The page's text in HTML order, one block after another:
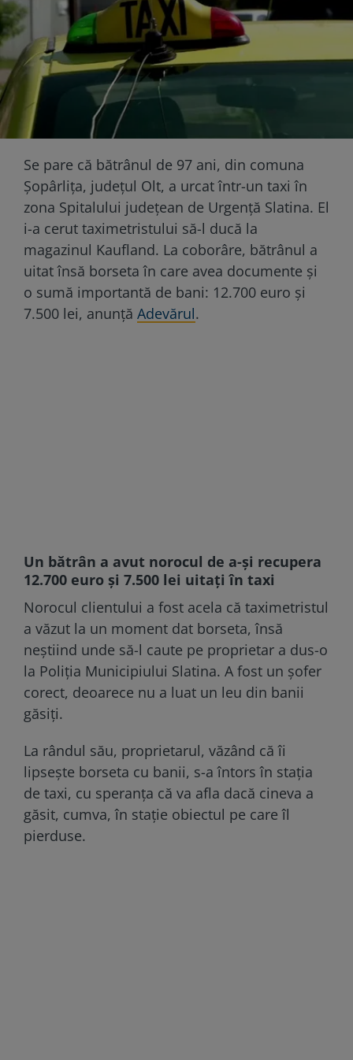
Se pare că bătrânul de 97 ani, din comuna
Șopârlița, județul Olt, a urcat într-un taxi în
zona Spitalului județean de Urgență Slatina. El
i-a cerut taximetristului să-l ducă la
magazinul Kaufland. La coborâre, bătrânul a
uitat însă borseta în care avea documente și
o sumă importantă de bani: 12.700 euro și
7.500 lei, anunță Adevărul.
Un bătrân a avut norocul de a-și recupera
12.700 euro și 7.500 lei uitați în taxi
Norocul clientului a fost acela că taximetristul
a văzut la un moment dat borseta, însă
neștiind unde să-l caute pe proprietar a dus-o
la Poliția Municipiului Slatina. A fost un șofer
corect, deoarece nu a luat un leu din banii
găsiți.
La rândul său, proprietarul, văzând că îi
lipsește borseta cu banii, s-a întors în stația
de taxi, cu speranța că va afla dacă cineva a
găsit, cumva, în stație obiectul pe care îl
pierduse.